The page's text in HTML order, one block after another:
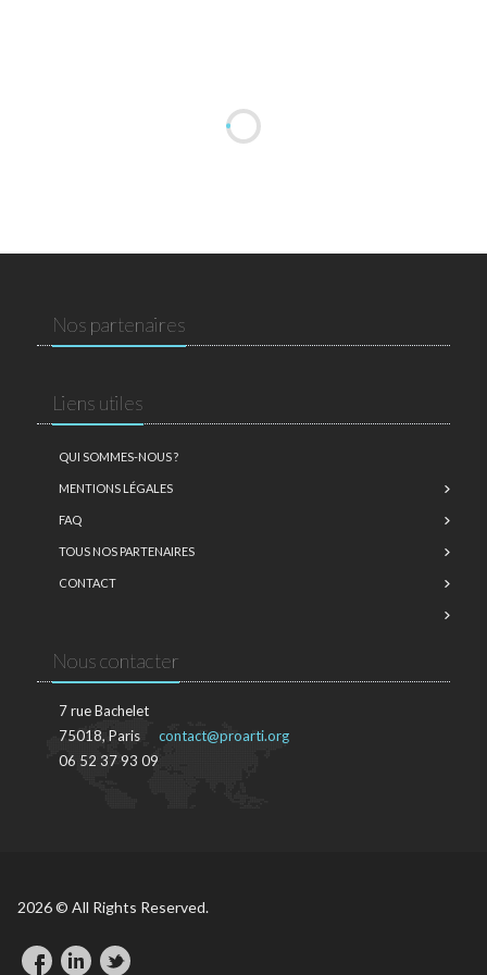
Nos partenaires
Liens utiles
QUI SOMMES-NOUS ?
MENTIONS LÉGALES
FAQ
TOUS NOS PARTENAIRES
CONTACT
Nous contacter
7 rue Bachelet
75018, Paris
06 52 37 93 09
contact@proarti.org
2026 © All Rights Reserved.